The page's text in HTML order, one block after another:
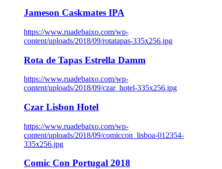
Jameson Caskmates IPA
https://www.ruadebaixo.com/wp-
content/uploads/2018/09/rotatapas-335x256.jpg
Rota de Tapas Estrella Damm
https://www.ruadebaixo.com/wp-
content/uploads/2018/09/czar_hotel-335x256.jpg
Czar Lisbon Hotel
https://www.ruadebaixo.com/wp-
content/uploads/2018/09/comiccon_lisboa-012354-
335x256.jpg
Comic Con Portugal 2018